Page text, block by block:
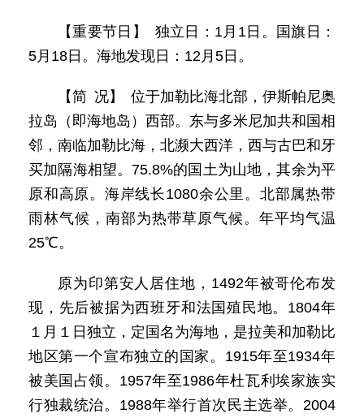
【重要节日】 独立日：1月1日。国旗日：
5月18日。海地发现日：12月5日。
【简 况】 位于加勒比海北部，伊斯帕尼奥
拉岛（即海地岛）西部。东与多米尼加共和国相
邻，南临加勒比海，北濒大西洋，西与古巴和牙
买加隔海相望。75.8%的国土为山地，其余为平
原和高原。海岸线长1080余公里。北部属热带
雨林气候，南部为热带草原气候。年平均气温
25℃。
原为印第安人居住地，1492年被哥伦布发
现，先后被据为西班牙和法国殖民地。1804年
１月１日独立，定国名为海地，是拉美和加勒比
地区第一个宣布独立的国家。1915年至1934年
被美国占领。1957年至1986年杜瓦利埃家族实
行独裁统治。1988年举行首次民主选举。2004